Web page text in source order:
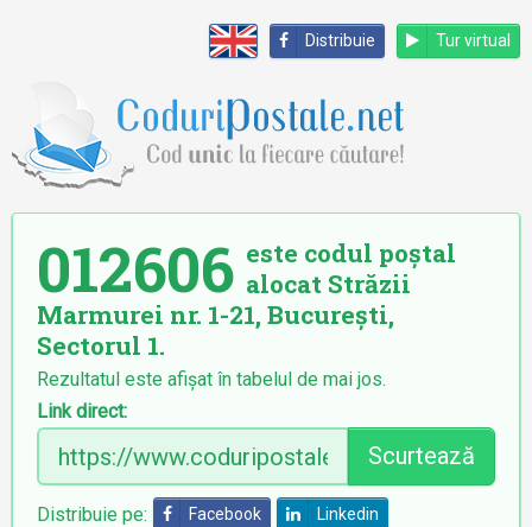
Distribuie Tur virtual
012606 este codul poștal
alocat Străzii
Marmurei nr. 1-21, București,
Sectorul 1.
Rezultatul este afișat în tabelul de mai jos.
Link direct:
Scurtează
Distribuie pe: Facebook Linkedin